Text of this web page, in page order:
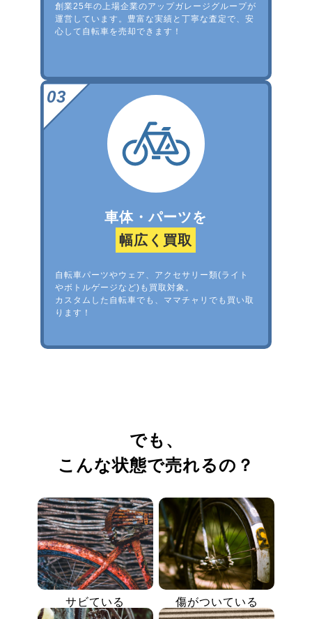
創業25年の上場企業のアップガレージグループが
運営しています。豊富な実績と丁寧な査定で、安
心して自転車を売却できます！
車体・パーツを
幅広く買取
自転車パーツやウェア、アクセサリー類(ライト
やボトルゲージなど)も買取対象。
カスタムした自転車でも、ママチャリでも買い取
ります！
でも、
こんな状態で売れるの？
サビている 傷がついている